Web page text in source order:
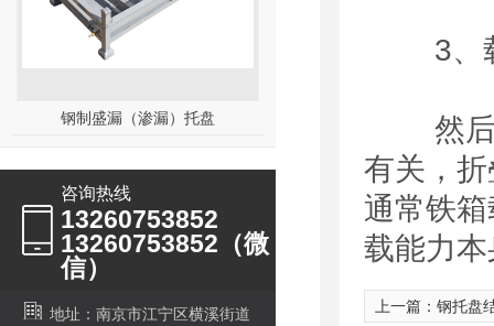
钢制盛漏（渗漏）托盘
咨询热线
13260753852
13260753852（微
信）
地址：南京市江宁区横溪街道
3、载
然后就
有关，
通常铁
载能力
上一篇： 钢托盘